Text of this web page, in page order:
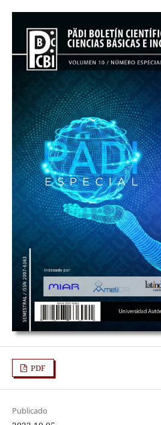
PDF
Publicado